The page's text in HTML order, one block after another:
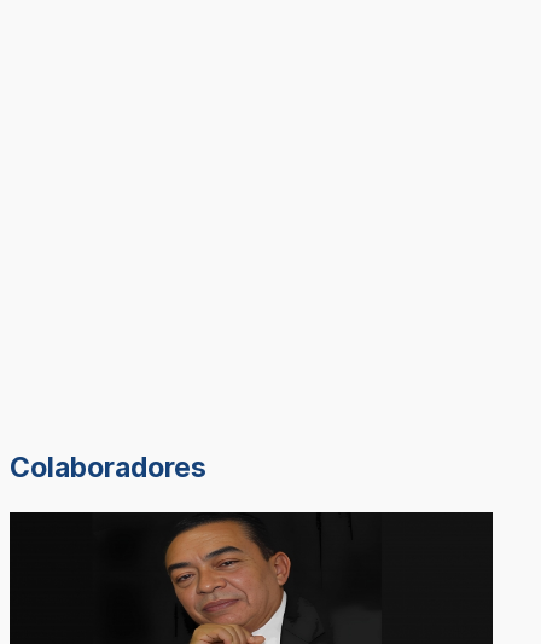
Colaboradores